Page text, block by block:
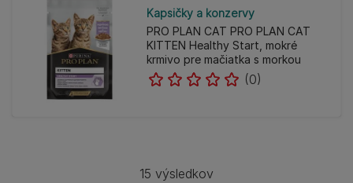
Kapsičky a konzervy
PRO PLAN CAT PRO PLAN CAT
KITTEN Healthy Start, mokré
krmivo pre mačiatka s morkou
(0)
15 výsledkov